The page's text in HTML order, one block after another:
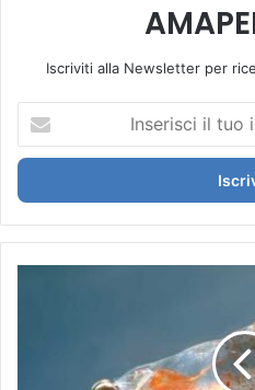
Iscriviti alla Newsletter per
s
r
i